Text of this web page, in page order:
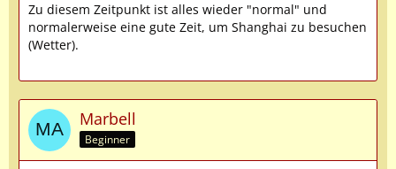
Zu diesem Zeitpunkt ist alles wieder "normal" und
normalerweise eine gute Zeit, um Shanghai zu besuchen
(Wetter).
Marbell
Beginner